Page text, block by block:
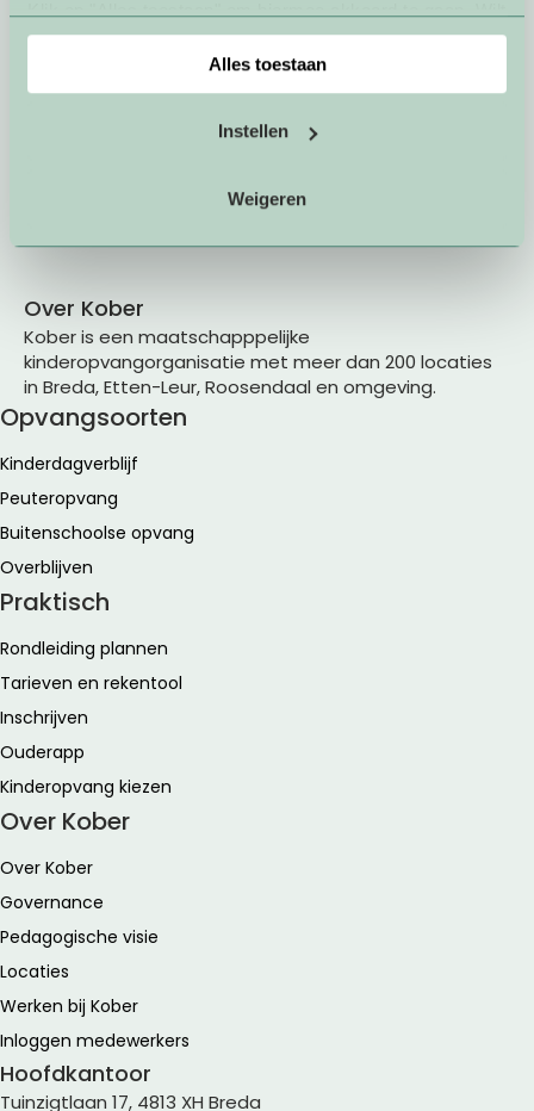
u liever geen cookies, klik dan op "instellen". Op onze
kunt u meer lezen over onze cookies.
Alles toestaan
Instellen
Weigeren
Over Kober
Kober is een maatschapppelijke
kinderopvangorganisatie met meer dan 200 locaties
in Breda, Etten-Leur, Roosendaal en omgeving.
Opvangsoorten
Kinderdagverblijf
Peuteropvang
Buitenschoolse opvang
Overblijven
Praktisch
Rondleiding plannen
Tarieven en rekentool
Inschrijven
Ouderapp
Kinderopvang kiezen
Over Kober
Over Kober
Governance
Pedagogische visie
Locaties
Werken bij Kober
Inloggen medewerkers
Hoofdkantoor
Tuinzigtlaan 17, 4813 XH Breda